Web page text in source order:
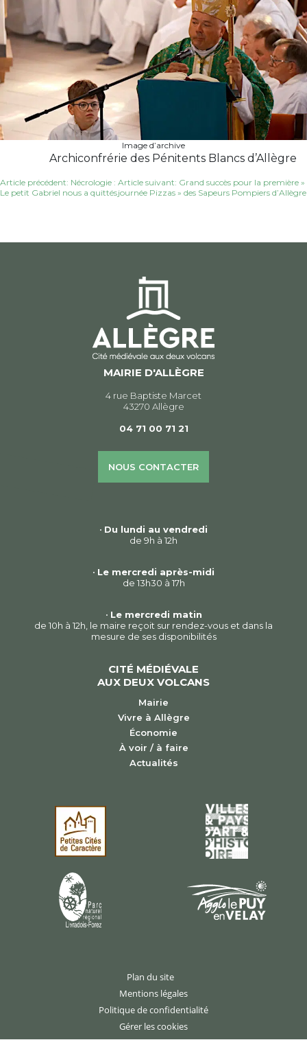
Image d’archive
Archiconfrérie des Pénitents Blancs d’Allègre
Navigation
l’article
Article précédent: Nécrologie :
Le petit Gabriel nous a quittés
Article suivant: Grand succès pour la première »
journée Pizzas » des Sapeurs Pompiers d’Allègre
MAIRIE D'ALLÈGRE
4 rue Baptiste Marcet
43270 Allègre
04 71 00 71 21
NOUS CONTACTER
• Du lundi au vendredi
de 9h à 12h
• Le mercredi après-midi
de 13h30 à 17h
• Le mercredi matin
de 10h à 12h, le maire reçoit sur rendez-vous et dans la
mesure de ses disponibilités
CITÉ MÉDIÉVALE
AUX DEUX VOLCANS
Mairie
Vivre à Allègre
Économie
À voir / à faire
Actualités
Plan du site
Mentions légales
Politique de confidentialité
Gérer les cookies